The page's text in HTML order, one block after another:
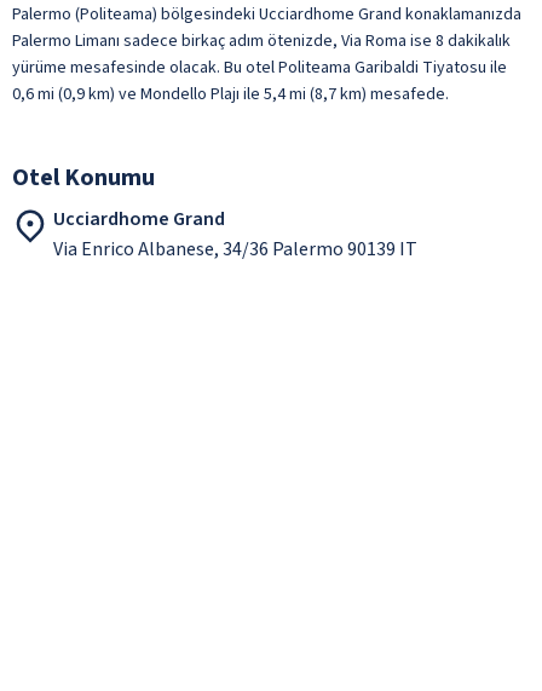
Palermo (Politeama) bölgesindeki Ucciardhome Grand konaklamanızda
Palermo Limanı sadece birkaç adım ötenizde, Via Roma ise 8 dakikalık
yürüme mesafesinde olacak. Bu otel Politeama Garibaldi Tiyatosu ile
0,6 mi (0,9 km) ve Mondello Plajı ile 5,4 mi (8,7 km) mesafede.
Otel Konumu
Ucciardhome Grand
Via Enrico Albanese, 34/36 Palermo 90139 IT